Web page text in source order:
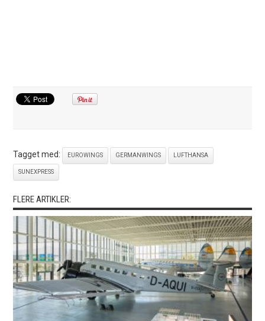
Tagget med: EUROWINGS GERMANWINGS LUFTHANSA
SUNEXPRESS
FLERE ARTIKLER: